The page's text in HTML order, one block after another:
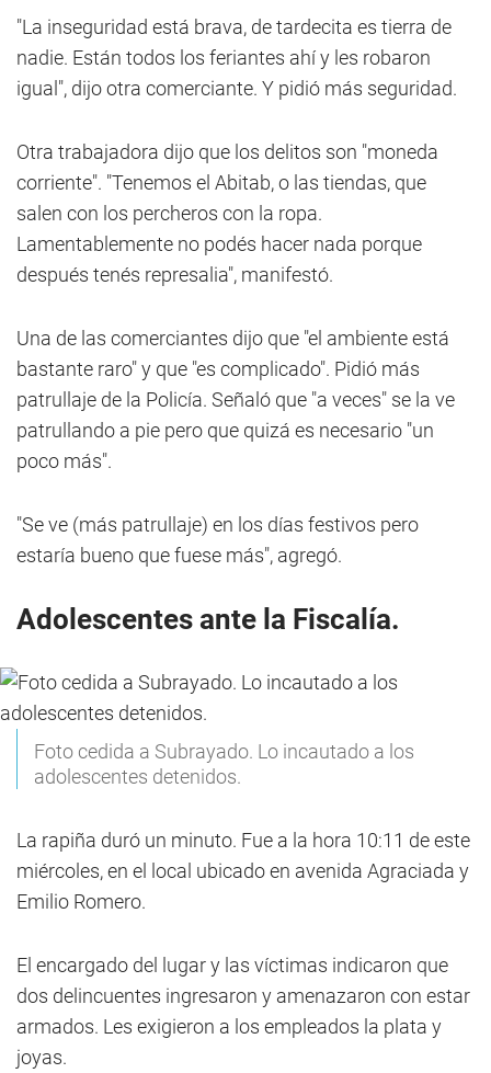
"La inseguridad está brava, de tardecita es tierra de
nadie. Están todos los feriantes ahí y les robaron
igual", dijo otra comerciante. Y pidió más seguridad.
Otra trabajadora dijo que los delitos son "moneda
corriente". "Tenemos el Abitab, o las tiendas, que
salen con los percheros con la ropa.
Lamentablemente no podés hacer nada porque
después tenés represalia", manifestó.
Una de las comerciantes dijo que "el ambiente está
bastante raro" y que "es complicado". Pidió más
patrullaje de la Policía. Señaló que "a veces" se la ve
patrullando a pie pero que quizá es necesario "un
poco más".
"Se ve (más patrullaje) en los días festivos pero
estaría bueno que fuese más", agregó.
Adolescentes ante la Fiscalía.
Foto cedida a Subrayado. Lo incautado a los
adolescentes detenidos.
La rapiña duró un minuto. Fue a la hora 10:11 de este
miércoles, en el local ubicado en avenida Agraciada y
Emilio Romero.
El encargado del lugar y las víctimas indicaron que
dos delincuentes ingresaron y amenazaron con estar
armados. Les exigieron a los empleados la plata y
joyas.